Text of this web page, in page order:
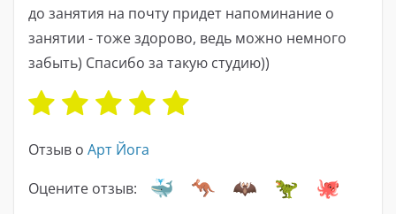
до занятия на почту придет напоминание о
занятии - тоже здорово, ведь можно немного
забыть) Спасибо за такую ​​студию))
Отзыв о Арт Йога
Оцените отзыв: